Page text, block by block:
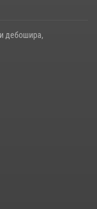
дебошира,